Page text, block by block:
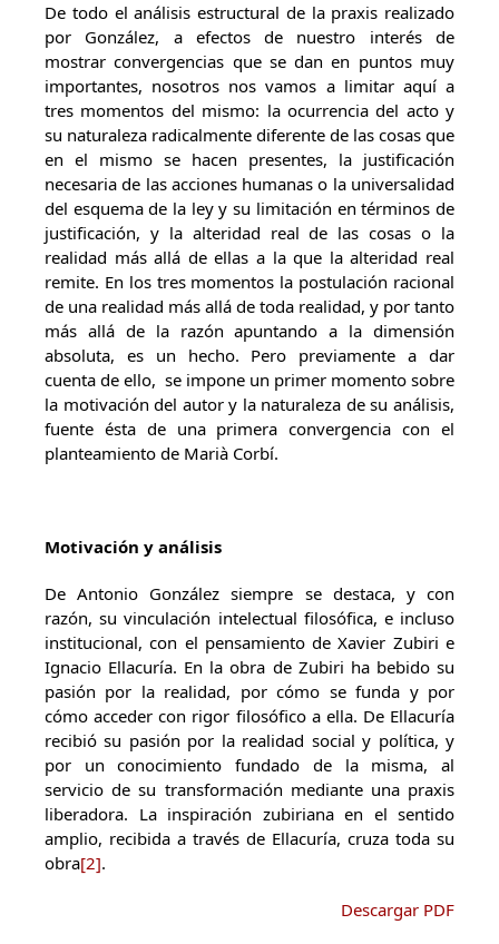
De todo el análisis estructural de la praxis realizado
por González, a efectos de nuestro interés de
mostrar convergencias que se dan en puntos muy
importantes, nosotros nos vamos a limitar aquí a
tres momentos del mismo: la ocurrencia del acto y
su naturaleza radicalmente diferente de las cosas que
en el mismo se hacen presentes, la justificación
necesaria de las acciones humanas o la universalidad
del esquema de la ley y su limitación en términos de
justificación, y la alteridad real de las cosas o la
realidad más allá de ellas a la que la alteridad real
remite. En los tres momentos la postulación racional
de una realidad más allá de toda realidad, y por tanto
más allá de la razón apuntando a la dimensión
absoluta, es un hecho. Pero previamente a dar
cuenta de ello, se impone un primer momento sobre
la motivación del autor y la naturaleza de su análisis,
fuente ésta de una primera convergencia con el
planteamiento de Marià Corbí.
Motivación y análisis
De Antonio González siempre se destaca, y con
razón, su vinculación intelectual filosófica, e incluso
institucional, con el pensamiento de Xavier Zubiri e
Ignacio Ellacuría. En la obra de Zubiri ha bebido su
pasión por la realidad, por cómo se funda y por
cómo acceder con rigor filosófico a ella. De Ellacuría
recibió su pasión por la realidad social y política, y
por un conocimiento fundado de la misma, al
servicio de su transformación mediante una praxis
liberadora. La inspiración zubiriana en el sentido
amplio, recibida a través de Ellacuría, cruza toda su
obra[2].
Descargar PDF